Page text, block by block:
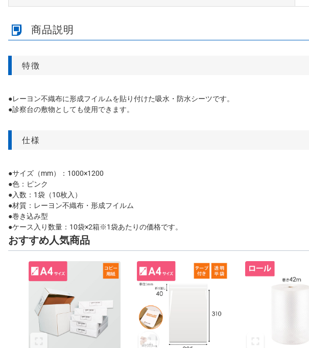
商品説明
特徴
●レーヨン不織布に形成フイルムを貼り付けた吸水・防水シーツです。
●診察台の敷物としても使用できます。
仕様
●サイズ（mm）：1000×1200
●色：ピンク
●入数：1袋（10枚入）
●材質：レーヨン不織布・形成フイルム
●巻き込み型
●ケース入り数量：10袋×2箱※1袋あたりの価格です。
おすすめ人気商品